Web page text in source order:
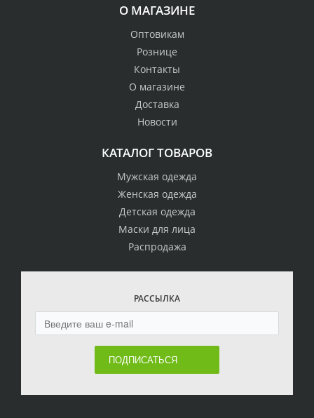
О МАГАЗИНЕ
Оптовикам
Рознице
Контакты
О магазине
Доставка
Новости
КАТАЛОГ ТОВАРОВ
Мужская одежда
Женская одежда
Детская одежда
Маски для лица
Распродажа
РАССЫЛКА
ПОДПИСАТЬСЯ